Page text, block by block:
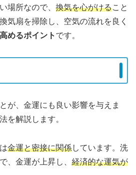
場所なので、 換気を心がけること
気扇を掃除し、空気の流れを良く
めるポイント です。
が、金運にも良い影響を与えま
を解説します。
は金運と密接に関係しています。洗
、金運が上昇し、 経済的な運気が